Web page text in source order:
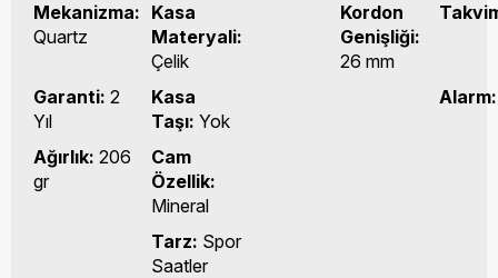
Mekanizma:
Quartz
Kasa
Materyali:
Çelik
Kordon
Genişliği:
26 mm
Garanti: 2
Yıl
Kasa
Taşı: Yok
Alarm:
Ağırlık: 206
gr
Cam
Özellik:
Mineral
Tarz: Spor
Saatler